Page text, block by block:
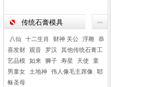
传统石膏模具
八仙 十二生肖 财神 关公 浮雕 恭
喜发财 观音 罗汉
其他传统石膏工
艺品模 如来 狮子 寿星 天使
童
男童女 土地神 伟人像毛主席像 耶
稣圣母